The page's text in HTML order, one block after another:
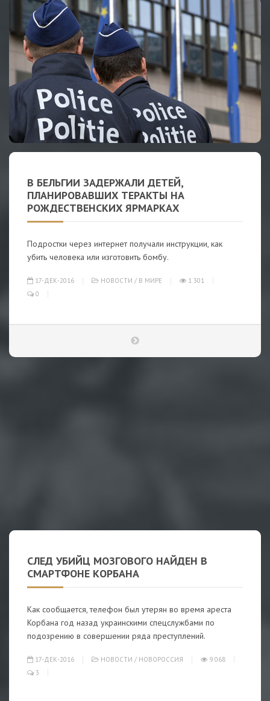
В БЕЛЬГИИ ЗАДЕРЖАЛИ ДЕТЕЙ,
ПЛАНИРОВАВШИХ ТЕРАКТЫ НА
РОЖДЕСТВЕНСКИХ ЯРМАРКАХ
Подростки через интернет получали инструкции, как
убить человека или изготовить бомбу.
17-ДЕК-2016 НОВОСТИ / В МИРЕ
1 301
0
СЛЕД УБИЙЦ МОЗГОВОГО НАЙДЕН В
СМАРТФОНЕ КОРБАНА
Как сообщается, телефон был утерян во время ареста
Корбана год назад украинскими спецслужбами по
подозрению в совершении ряда преступлений.
17-ДЕК-2016 НОВОСТИ / НОВОРОССИЯ
9 068
3